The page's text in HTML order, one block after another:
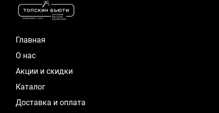
Главная
О нас
Акции и скидки
Каталог
Доставка и оплата